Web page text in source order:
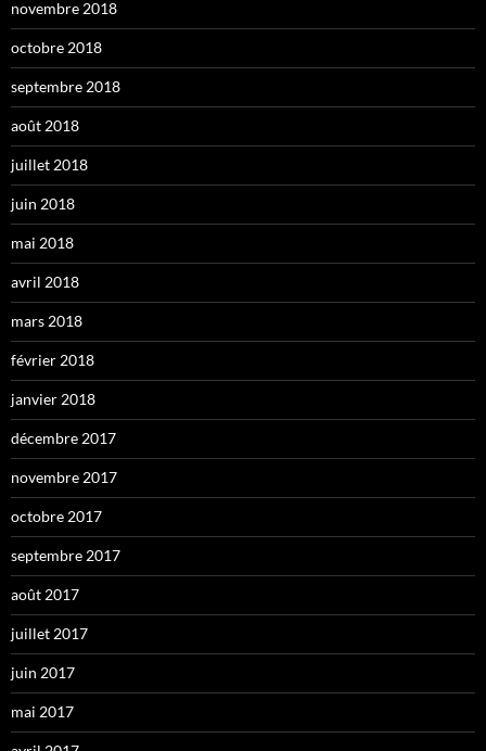
novembre 2018
octobre 2018
septembre 2018
août 2018
juillet 2018
juin 2018
mai 2018
avril 2018
mars 2018
février 2018
janvier 2018
décembre 2017
novembre 2017
octobre 2017
septembre 2017
août 2017
juillet 2017
juin 2017
mai 2017